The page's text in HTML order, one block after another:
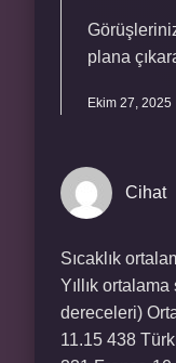
plana
Ekim 27, 2025
Cihat
Sıcaklık
Yıllık
dereceleri)
11.15 438